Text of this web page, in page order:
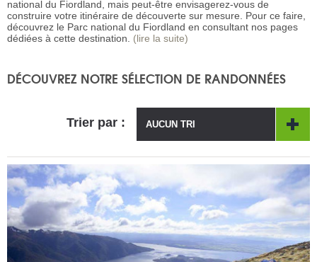
national du Fiordland, mais peut-être envisagerez-vous de
construire votre itinéraire de découverte sur mesure. Pour ce faire,
découvrez le Parc national du Fiordland en consultant nos pages
dédiées à cette destination. (lire la suite)
DÉCOUVREZ NOTRE SÉLECTION DE RANDONNÉES
Trier par : AUCUN TRI